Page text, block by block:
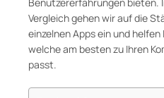
Vergleich gehen wir auf die
einzelnen Apps ein und
welche am besten zu Ihren
passt.